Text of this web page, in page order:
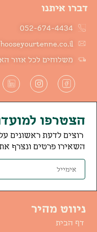
דברו איתנו
052-674-4434
משלוחים לכל אזור
הצטרפו
רוצים לדעת ראשונים
השאירו פרטים ונצרף
ניווט מהיר
דף הבית